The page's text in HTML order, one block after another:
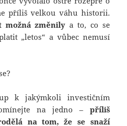
příliš velkou váhu historii.
možná změnily a to, co se
„letos“ a vůbec nemusí
k jakýmkoli investičním
na jedno – příliš
na tom, že se snaží